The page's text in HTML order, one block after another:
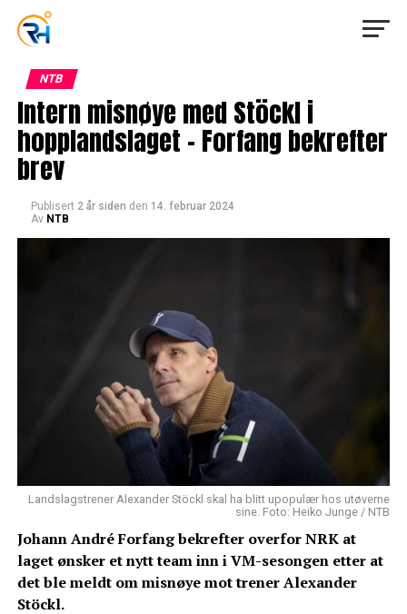
NTB
Intern misnøye med Stöckl i
hopplandslaget – Forfang bekrefter
brev
Publisert 2 år siden den 14. februar 2024
Av NTB
Landslagstrener Alexander Stöckl skal ha blitt upopulær hos utøverne
sine. Foto: Heiko Junge / NTB
Johann André Forfang bekrefter overfor NRK at
laget ønsker et nytt team inn i VM-sesongen etter at
det ble meldt om misnøye mot trener Alexander
Stöckl.